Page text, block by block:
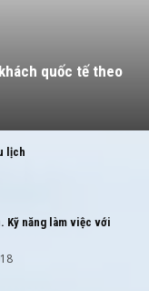
quốc tế theo
lịch
Kỹ năng làm việc với